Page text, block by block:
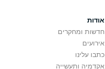
אודות
חדשות ומחקרים
אירועים
כתבו עלינו
אקדמיה ותעשייה